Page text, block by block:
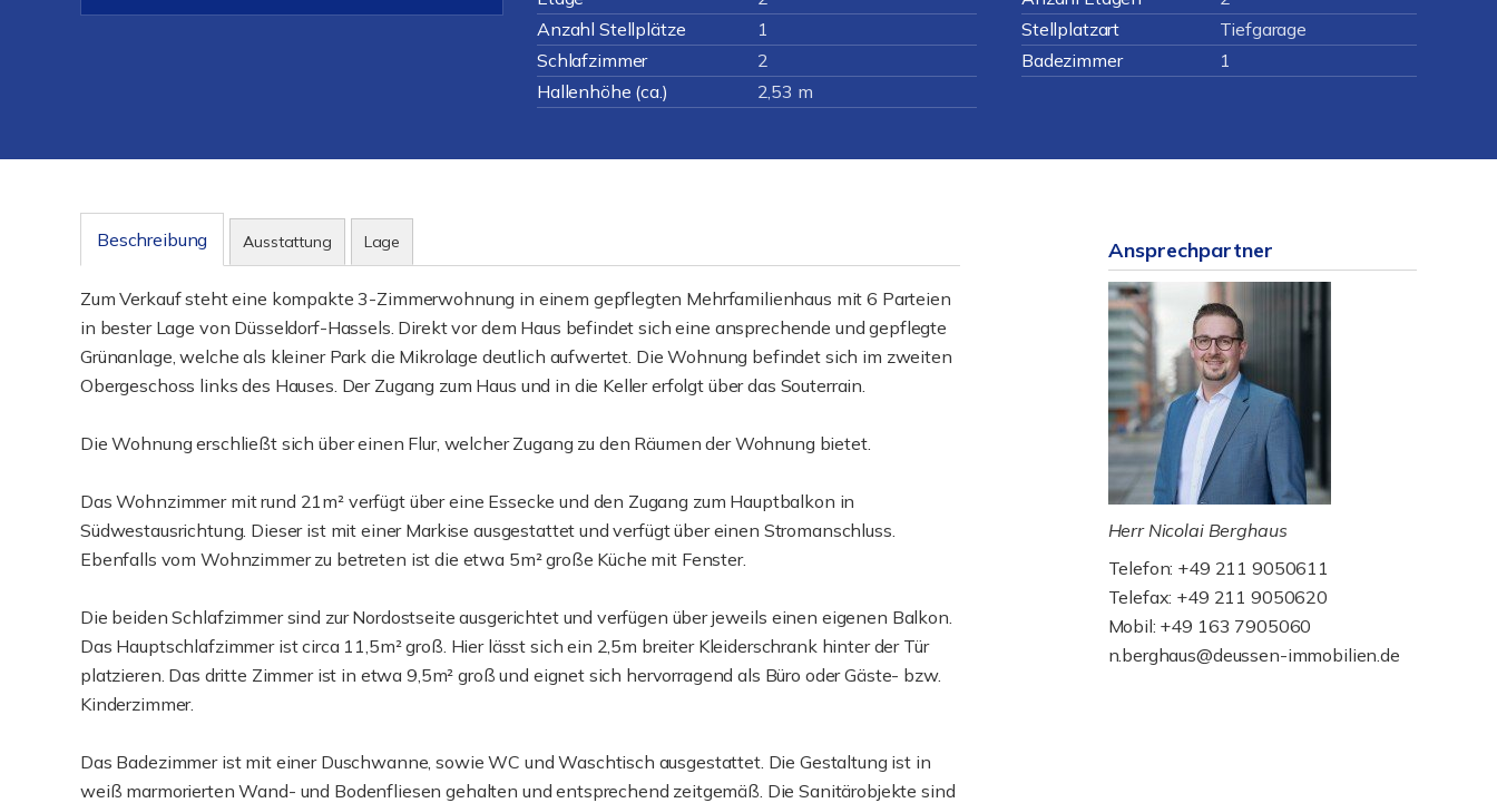
Anzahl Stellplätze
1 Stellplatzart
Tiefgarage
Schlafzimmer
2 Badezimmer
1
Hallenhöhe (ca.)
2,53 m
Beschreibung Ausstattung Lage
Zum Verkauf steht eine kompakte 3-Zimmerwohnung in einem gepflegten Mehrfamilienhaus mit 6 Parteien
in bester Lage von Düsseldorf-Hassels. Direkt vor dem Haus befindet sich eine ansprechende und gepflegte
Grünanlage, welche als kleiner Park die Mikrolage deutlich aufwertet. Die Wohnung befindet sich im zweiten
Obergeschoss links des Hauses. Der Zugang zum Haus und in die Keller erfolgt über das Souterrain.
Die Wohnung erschließt sich über einen Flur, welcher Zugang zu den Räumen der Wohnung bietet.
Das Wohnzimmer mit rund 21m² verfügt über eine Essecke und den Zugang zum Hauptbalkon in
Südwestausrichtung. Dieser ist mit einer Markise ausgestattet und verfügt über einen Stromanschluss.
Ebenfalls vom Wohnzimmer zu betreten ist die etwa 5m² große Küche mit Fenster.
Die beiden Schlafzimmer sind zur Nordostseite ausgerichtet und verfügen über jeweils einen eigenen Balkon.
Das Hauptschlafzimmer ist circa 11,5m² groß. Hier lässt sich ein 2,5m breiter Kleiderschrank hinter der Tür
platzieren. Das dritte Zimmer ist in etwa 9,5m² groß und eignet sich hervorragend als Büro oder Gäste- bzw.
Kinderzimmer.
Das Badezimmer ist mit einer Duschwanne, sowie WC und Waschtisch ausgestattet. Die Gestaltung ist in
weiß marmorierten Wand- und Bodenfliesen gehalten und entsprechend zeitgemäß. Die Sanitärobjekte sind
Ansprechpartner
Herr Nicolai Berghaus
Telefon: +49 211 9050611
Telefax: +49 211 9050620
Mobil: +49 163 7905060
n.berghaus@deussen-immobilien.de